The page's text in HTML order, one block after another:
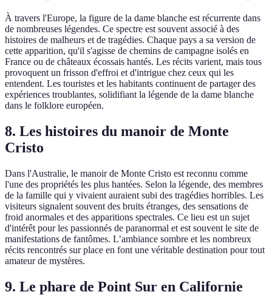
À travers l'Europe, la figure de la dame blanche est récurrente dans
de nombreuses légendes. Ce spectre est souvent associé à des
histoires de malheurs et de tragédies. Chaque pays a sa version de
cette apparition, qu'il s'agisse de chemins de campagne isolés en
France ou de châteaux écossais hantés. Les récits varient, mais tous
provoquent un frisson d'effroi et d'intrigue chez ceux qui les
entendent. Les touristes et les habitants continuent de partager des
expériences troublantes, solidifiant la légende de la dame blanche
dans le folklore européen.
8. Les histoires du manoir de Monte
Cristo
Dans l'Australie, le manoir de Monte Cristo est reconnu comme
l'une des propriétés les plus hantées. Selon la légende, des membres
de la famille qui y vivaient auraient subi des tragédies horribles. Les
visiteurs signalent souvent des bruits étranges, des sensations de
froid anormales et des apparitions spectrales. Ce lieu est un sujet
d'intérêt pour les passionnés de paranormal et est souvent le site de
manifestations de fantômes. L’ambiance sombre et les nombreux
récits rencontrés sur place en font une véritable destination pour tout
amateur de mystères.
9. Le phare de Point Sur en Californie